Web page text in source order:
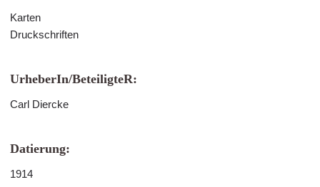
Karten
Druckschriften
UrheberIn/BeteiligteR:
Carl Diercke
Datierung:
1914